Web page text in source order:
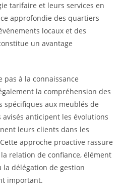
tarifaire et leurs services en
approfondie des quartiers
locaux et des
un avantage
pas à la connaissance
la compréhension des
aux meublés de
anticipent les évolutions
leurs clients dans les
approche proactive rassure
relation de confiance, élément
délégation de gestion
important.